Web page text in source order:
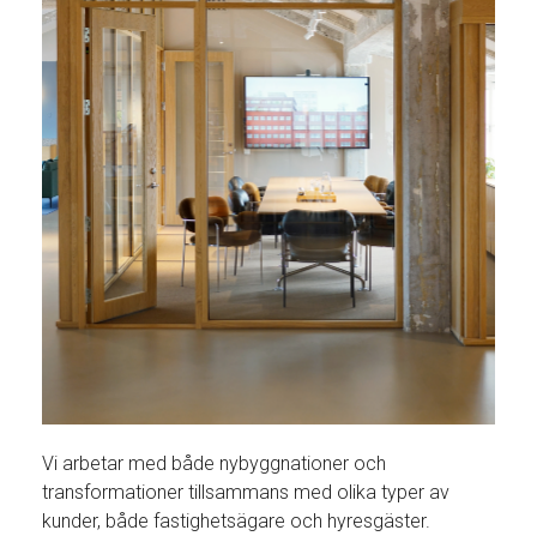
Vi arbetar med både nybyggnationer och
transformationer tillsammans med olika typer av
kunder, både fastighetsägare och hyresgäster.